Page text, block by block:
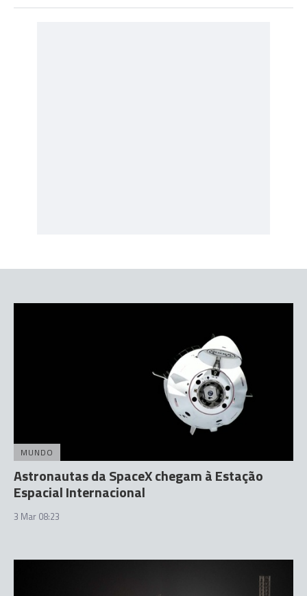
MUNDO
Astronautas da SpaceX chegam à Estação
Espacial Internacional
3 Mar 08:23